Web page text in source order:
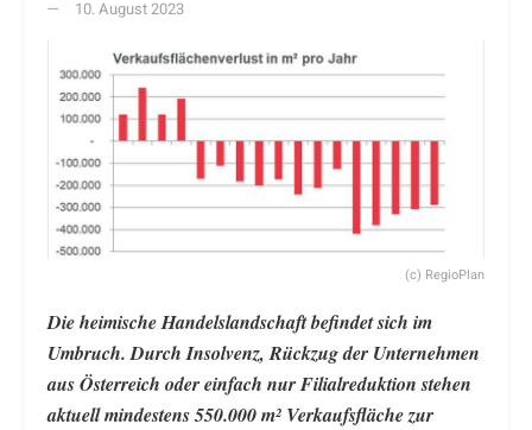
10. August 2023
(c) RegioPlan
Die heimische Handelslandschaft befindet sich im
Umbruch.Durch Insolvenz, Rückzug der Unternehmen
aus Österreich oder einfach nur Filialreduktion stehen
aktuell mindestens 550.000 m² Verkaufsfläche zur